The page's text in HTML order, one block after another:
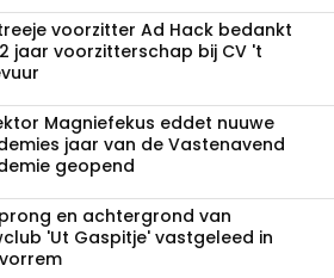
voorzitter Ad Hack bedankt
jaar voorzitterschap bij CV 't
Magniefekus eddet nuuwe
jaar van de Vastenavend
geopend
en achtergrond van
'Ut Gaspitje' vastgeleed in